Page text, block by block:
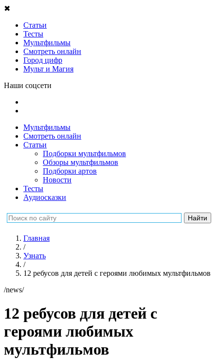
✖
Статьи
Тесты
Мультфильмы
Смотреть онлайн
Город цифр
Мульт и Магия
Наши соцсети
Мультфильмы
Смотреть онлайн
Статьи
Подборки мультфильмов
Обзоры мультфильмов
Подборки артов
Новости
Тесты
Аудиосказки
Главная
/
Узнать
/
12 ребусов для детей с героями любимых мультфильмов
/news/
12 ребусов для детей с
героями любимых
мультфильмов